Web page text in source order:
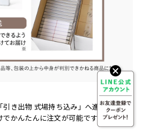
き出物 式場持ち込み」へ進み、お届
でかんたんに注文が可能です。